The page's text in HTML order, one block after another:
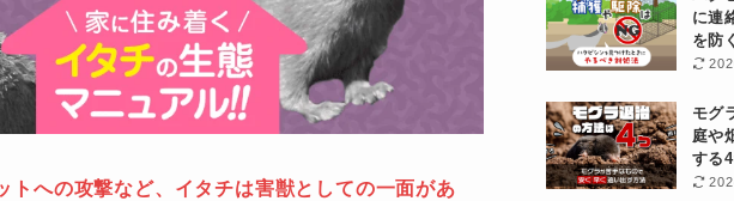
トへの攻撃など、イタチは害獣としての一面があ
に連
を防
モグ
庭や
する